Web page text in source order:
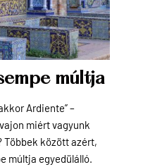
múltja
Ardiente” –
miért vagyunk
Többek között azért,
múltja egyedülálló.